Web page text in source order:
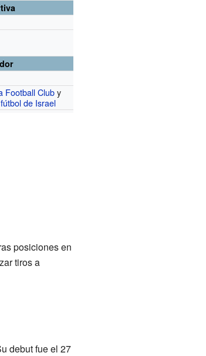
Football Cluby
de Israel
posiciones en
tiros a
debut fue el 27